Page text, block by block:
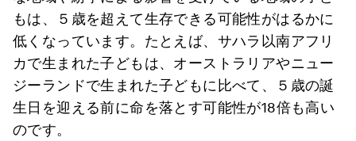
もは、５歳を超えて生存できる可能性がはるかに
低くなっています。たとえば、サハラ以南アフリ
カで生まれた子どもは、オーストラリアやニュー
ジーランドで生まれた子どもに比べて、５歳の誕
生日を迎える前に命を落とす可能性が18倍も高い
のです。